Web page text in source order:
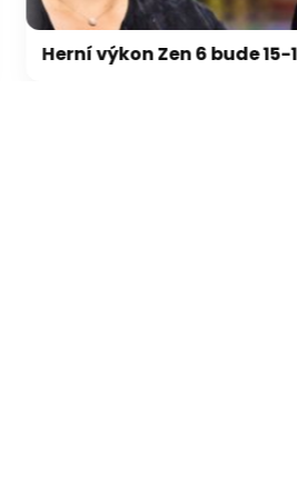
Herní výkon Zen 6 bude 15-18 % nad Zen 5, na úrovni Zen 5 X3D